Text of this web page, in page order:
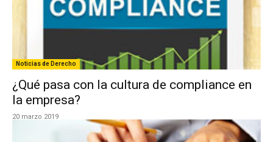
Noticias de Derecho
¿Qué pasa con la cultura de compliance en
la empresa?
20 marzo 2019